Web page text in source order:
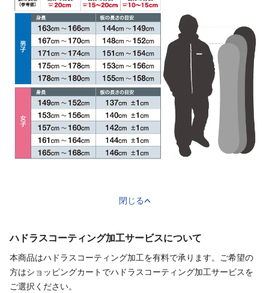
閉じる
ハドラスコーティング加工サービスについて
本商品はハドラスコーティング加工を有料で承ります。ご希望の
方はショッピングカートでハドラスコーティング加工サービスを
ご選択ください。